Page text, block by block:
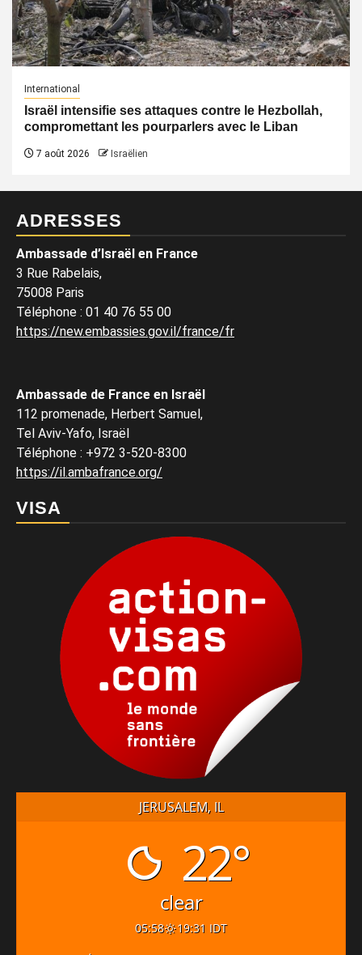
International
Israël intensifie ses attaques contre le Hezbollah,
compromettant les pourparlers avec le Liban
7 août 2026 Israëlien
ADRESSES
Ambassade d’Israël en France
3 Rue Rabelais,
75008 Paris
Téléphone : 01 40 76 55 00
https://new.embassies.gov.il/france/fr
Ambassade de France en Israël
112 promenade, Herbert Samuel,
Tel Aviv-Yafo, Israël
Téléphone : +972 3-520-8300
https://il.ambafrance.org/
VISA
JERUSALEM, IL
22°
clear
05:58 19:31 IDT